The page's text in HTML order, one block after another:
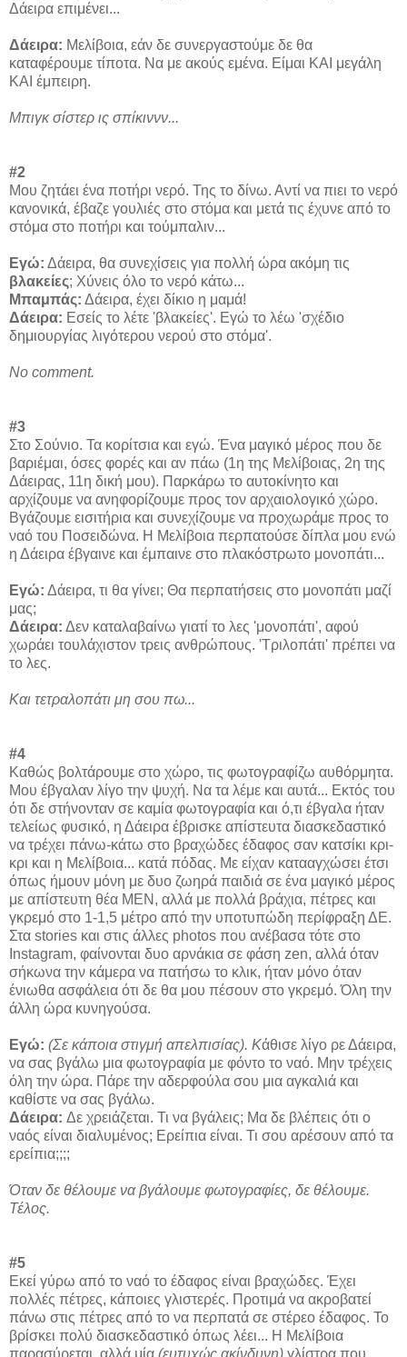
Δάειρα επιμένει...
Δάειρα: Μελίβοια, εάν δε συνεργαστούμε δε θα
καταφέρουμε τίποτα. Να με ακούς εμένα. Είμαι ΚΑΙ μεγάλη
ΚΑΙ έμπειρη.
Μπιγκ σίστερ ις σπίκιννν...
#2
Μου ζητάει ένα ποτήρι νερό. Της το δίνω. Αντί να πιει το νερό
κανονικά, έβαζε γουλιές στο στόμα και μετά τις έχυνε από το
στόμα στο ποτήρι και τούμπαλιν...
Εγώ: Δάειρα, θα συνεχίσεις για πολλή ώρα ακόμη τις
βλακείες; Χύνεις όλο το νερό κάτω...
Μπαμπάς: Δάειρα, έχει δίκιο η μαμά!
Δάειρα: Εσείς το λέτε 'βλακείες'. Εγώ το λέω 'σχέδιο
δημιουργίας λιγότερου νερού στο στόμα'.
No comment.
#3
Στο Σούνιο. Τα κορίτσια και εγώ. Ένα μαγικό μέρος που δε
βαριέμαι, όσες φορές και αν πάω (1η της Μελίβοιας, 2η της
Δάειρας, 11η δική μου). Παρκάρω το αυτοκίνητο και
αρχίζουμε να ανηφορίζουμε προς τον αρχαιολογικό χώρο.
Βγάζουμε εισιτήρια και συνεχίζουμε να προχωράμε προς το
ναό του Ποσειδώνα. Η Μελίβοια περπατούσε δίπλα μου ενώ
η Δάειρα έβγαινε και έμπαινε στο πλακόστρωτο μονοπάτι...
Εγώ: Δάειρα, τι θα γίνει; Θα περπατήσεις στο μονοπάτι μαζί
μας;
Δάειρα: Δεν καταλαβαίνω γιατί το λες 'μονοπάτι', αφού
χωράει τουλάχιστον τρεις ανθρώπους. 'Τριλοπάτι' πρέπει να
το λες.
Και τετραλοπάτι μη σου πω...
#4
Καθώς βολτάρουμε στο χώρο, τις φωτογραφίζω αυθόρμητα.
Μου έβγαλαν λίγο την ψυχή. Να τα λέμε και αυτά... Εκτός του
ότι δε στήνονταν σε καμία φωτογραφία και ό,τι έβγαλα ήταν
τελείως φυσικό, η Δάειρα έβρισκε απίστευτα διασκεδαστικό
να τρέχει πάνω-κάτω στο βραχώδες έδαφος σαν κατσίκι κρι-
κρι και η Μελίβοια... κατά πόδας. Με είχαν κατααγχώσει έτσι
όπως ήμουν μόνη με δυο ζωηρά παιδιά σε ένα μαγικό μέρος
με απίστευτη θέα ΜΕΝ, αλλά με πολλά βράχια, πέτρες και
γκρεμό στο 1-1,5 μέτρο από την υποτυπώδη περίφραξη ΔΕ.
Στα stories και στις άλλες photos που ανέβασα τότε στο
Instagram, φαίνονται δυο αρνάκια σε φάση zen, αλλά όταν
σήκωνα την κάμερα να πατήσω το κλικ, ήταν μόνο όταν
ένιωθα ασφάλεια ότι δε θα μου πέσουν στο γκρεμό. Όλη την
άλλη ώρα κυνηγούσα.
Εγώ: (Σε κάποια στιγμή απελπισίας). Κάθισε λίγο ρε Δάειρα,
να σας βγάλω μια φωτογραφία με φόντο το ναό. Μην τρέχεις
όλη την ώρα. Πάρε την αδερφούλα σου μια αγκαλιά και
καθίστε να σας βγάλω.
Δάειρα: Δε χρειάζεται. Τι να βγάλεις; Μα δε βλέπεις ότι ο
ναός είναι διαλυμένος; Ερείπια είναι. Τι σου αρέσουν από τα
ερείπια;;;;
Όταν δε θέλουμε να βγάλουμε φωτογραφίες, δε θέλουμε.
Τέλος.
#5
Εκεί γύρω από το ναό το έδαφος είναι βραχώδες. Έχει
πολλές πέτρες, κάποιες γλιστερές. Προτιμά να ακροβατεί
πάνω στις πέτρες από το να περπατά σε στέρεο έδαφος. Το
βρίσκει πολύ διασκεδαστικό όπως λέει... Η Μελίβοια